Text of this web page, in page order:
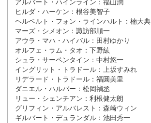
ヒルダ・ハーケン：根谷美智子
ヘルベルト・フォン・ラインハルト：楠大典
マーズ・シメオン：諏訪部順一
アウラ・マハ・ハイバル：田村ゆかり
オルフェ・ラム・タオ：下野紘
シュラ・サーペンタイン：中村悠一
イングリット・トラドール：上坂すみれ
リデラード・トラドール：福圓美里
ダニエル・ハルパー：松岡禎丞
リュー・シェンチアン：利根健太朗
グリフィン・アルバレスト：森崎ウィン
ギルバート・デュランダル：池田秀一